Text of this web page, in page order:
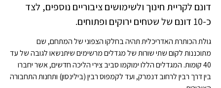
דונם לקריית חינוך ולשימושים ציבוריים נוספים, לצד
כ-10 דונם של שטחים ירוקים ופתוחים.
גולת הכותרת האדריכלית תהיה בחלקו הצפוני של המתחם, שם
מתוכננות לקום שתי שורות של מגדלים מרשימים שיתנשאו לגובה של עד
40 קומות. המגדלים הללו ימוקמו סביב צירי הליכה חדשים, אשר יחברו
בין דרך רבין לרחוב דנמרק, ועד לקמפוס רבין (בילינסון) ותחנות התחבורה